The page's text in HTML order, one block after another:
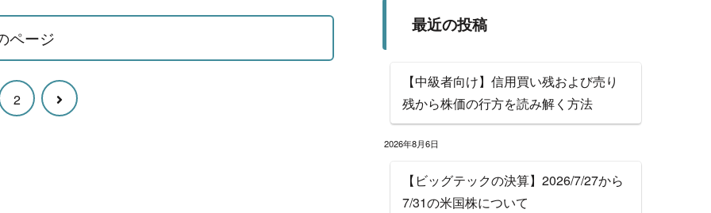
ページ
2
次
最近の投稿
【中級者向け】信用買い残および売り
残から株価の行方を読み解く方法
2026年8月6日
【ビッグテックの決算】2026/7/27から
7/31の米国株について